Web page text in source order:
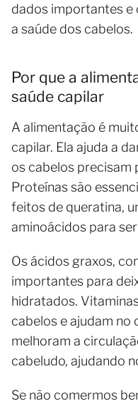
dados importantes e
a saúde dos cabelos.
Por que a
saúde capilar
A alimentação é
capilar. Ela ajuda a
os cabelos precisam
Proteínas são
feitos de queratina,
aminoácidos para
Os ácidos graxos,
importantes para
hidratados.
cabelos e ajudam no
melhoram a
cabeludo, ajudando
Se não comermos